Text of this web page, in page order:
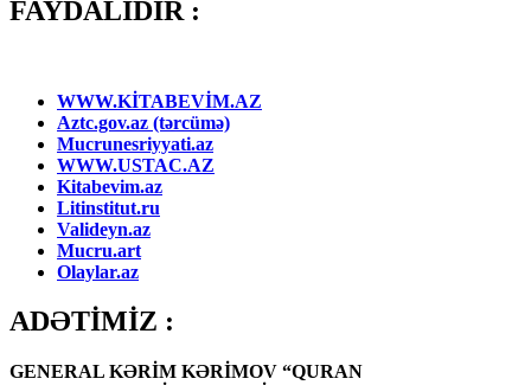
FAYDALIDIR :
WWW.KİTABEVİM.AZ
Aztc.gov.az (tərcümə)
Mucrunesriyyati.az
WWW.USTAC.AZ
Kitabevim.az
Litinstitut.ru
Valideyn.az
Mucru.art
Olaylar.az
ADƏTİMİZ :
GENERAL KƏRİM KƏRİMOV “QURAN